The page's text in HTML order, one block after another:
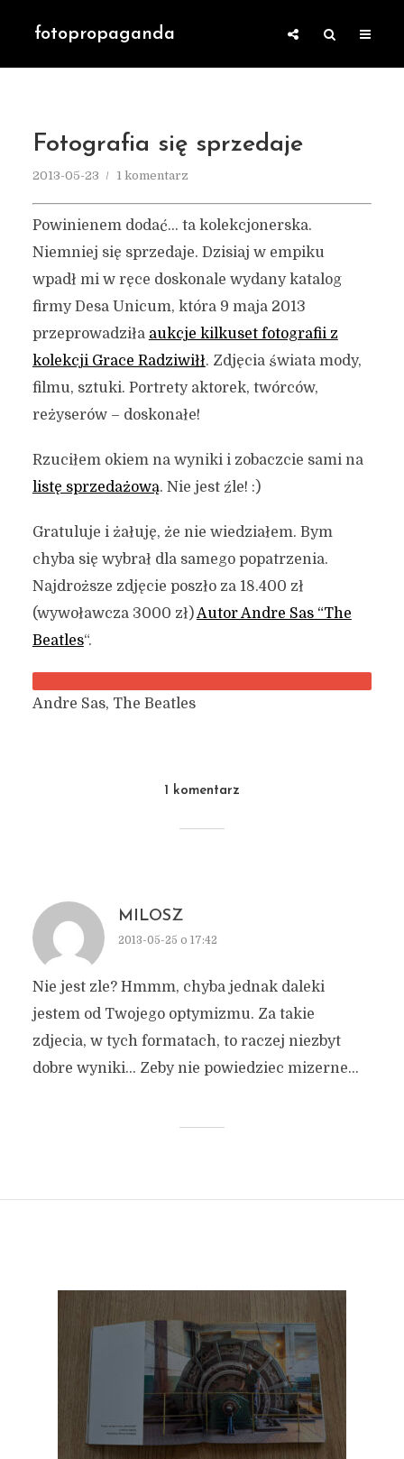
fotopropaganda
Fotografia się sprzedaje
2013-05-23 1 komentarz
Powinienem dodać… ta kolekcjonerska.
Niemniej się sprzedaje. Dzisiaj w empiku
wpadł mi w ręce doskonale wydany katalog
firmy Desa Unicum, która 9 maja 2013
przeprowadziła aukcje kilkuset fotografii z
kolekcji Grace Radziwiłł. Zdjęcia świata mody,
filmu, sztuki. Portrety aktorek, twórców,
reżyserów – doskonałe!
Rzuciłem okiem na wyniki i zobaczcie sami na
listę sprzedażową. Nie jest źle! :)
Gratuluje i żałuję, że nie wiedziałem. Bym
chyba się wybrał dla samego popatrzenia.
Najdroższe zdjęcie poszło za 18.400 zł
(wywoławcza 3000 zł)Autor Andre Sas “The
Beatles“.
Andre Sas, The Beatles
1 komentarz
MILOSZ
2013-05-25 o 17:42
Nie jest zle? Hmmm, chyba jednak daleki
jestem od Twojego optymizmu. Za takie
zdjecia, w tych formatach, to raczej niezbyt
dobre wyniki… Zeby nie powiedziec mizerne…